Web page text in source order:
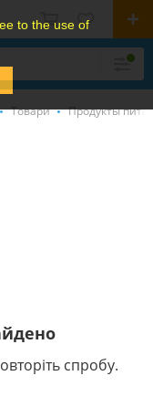
to the use of
Товари Продукты
спробу.